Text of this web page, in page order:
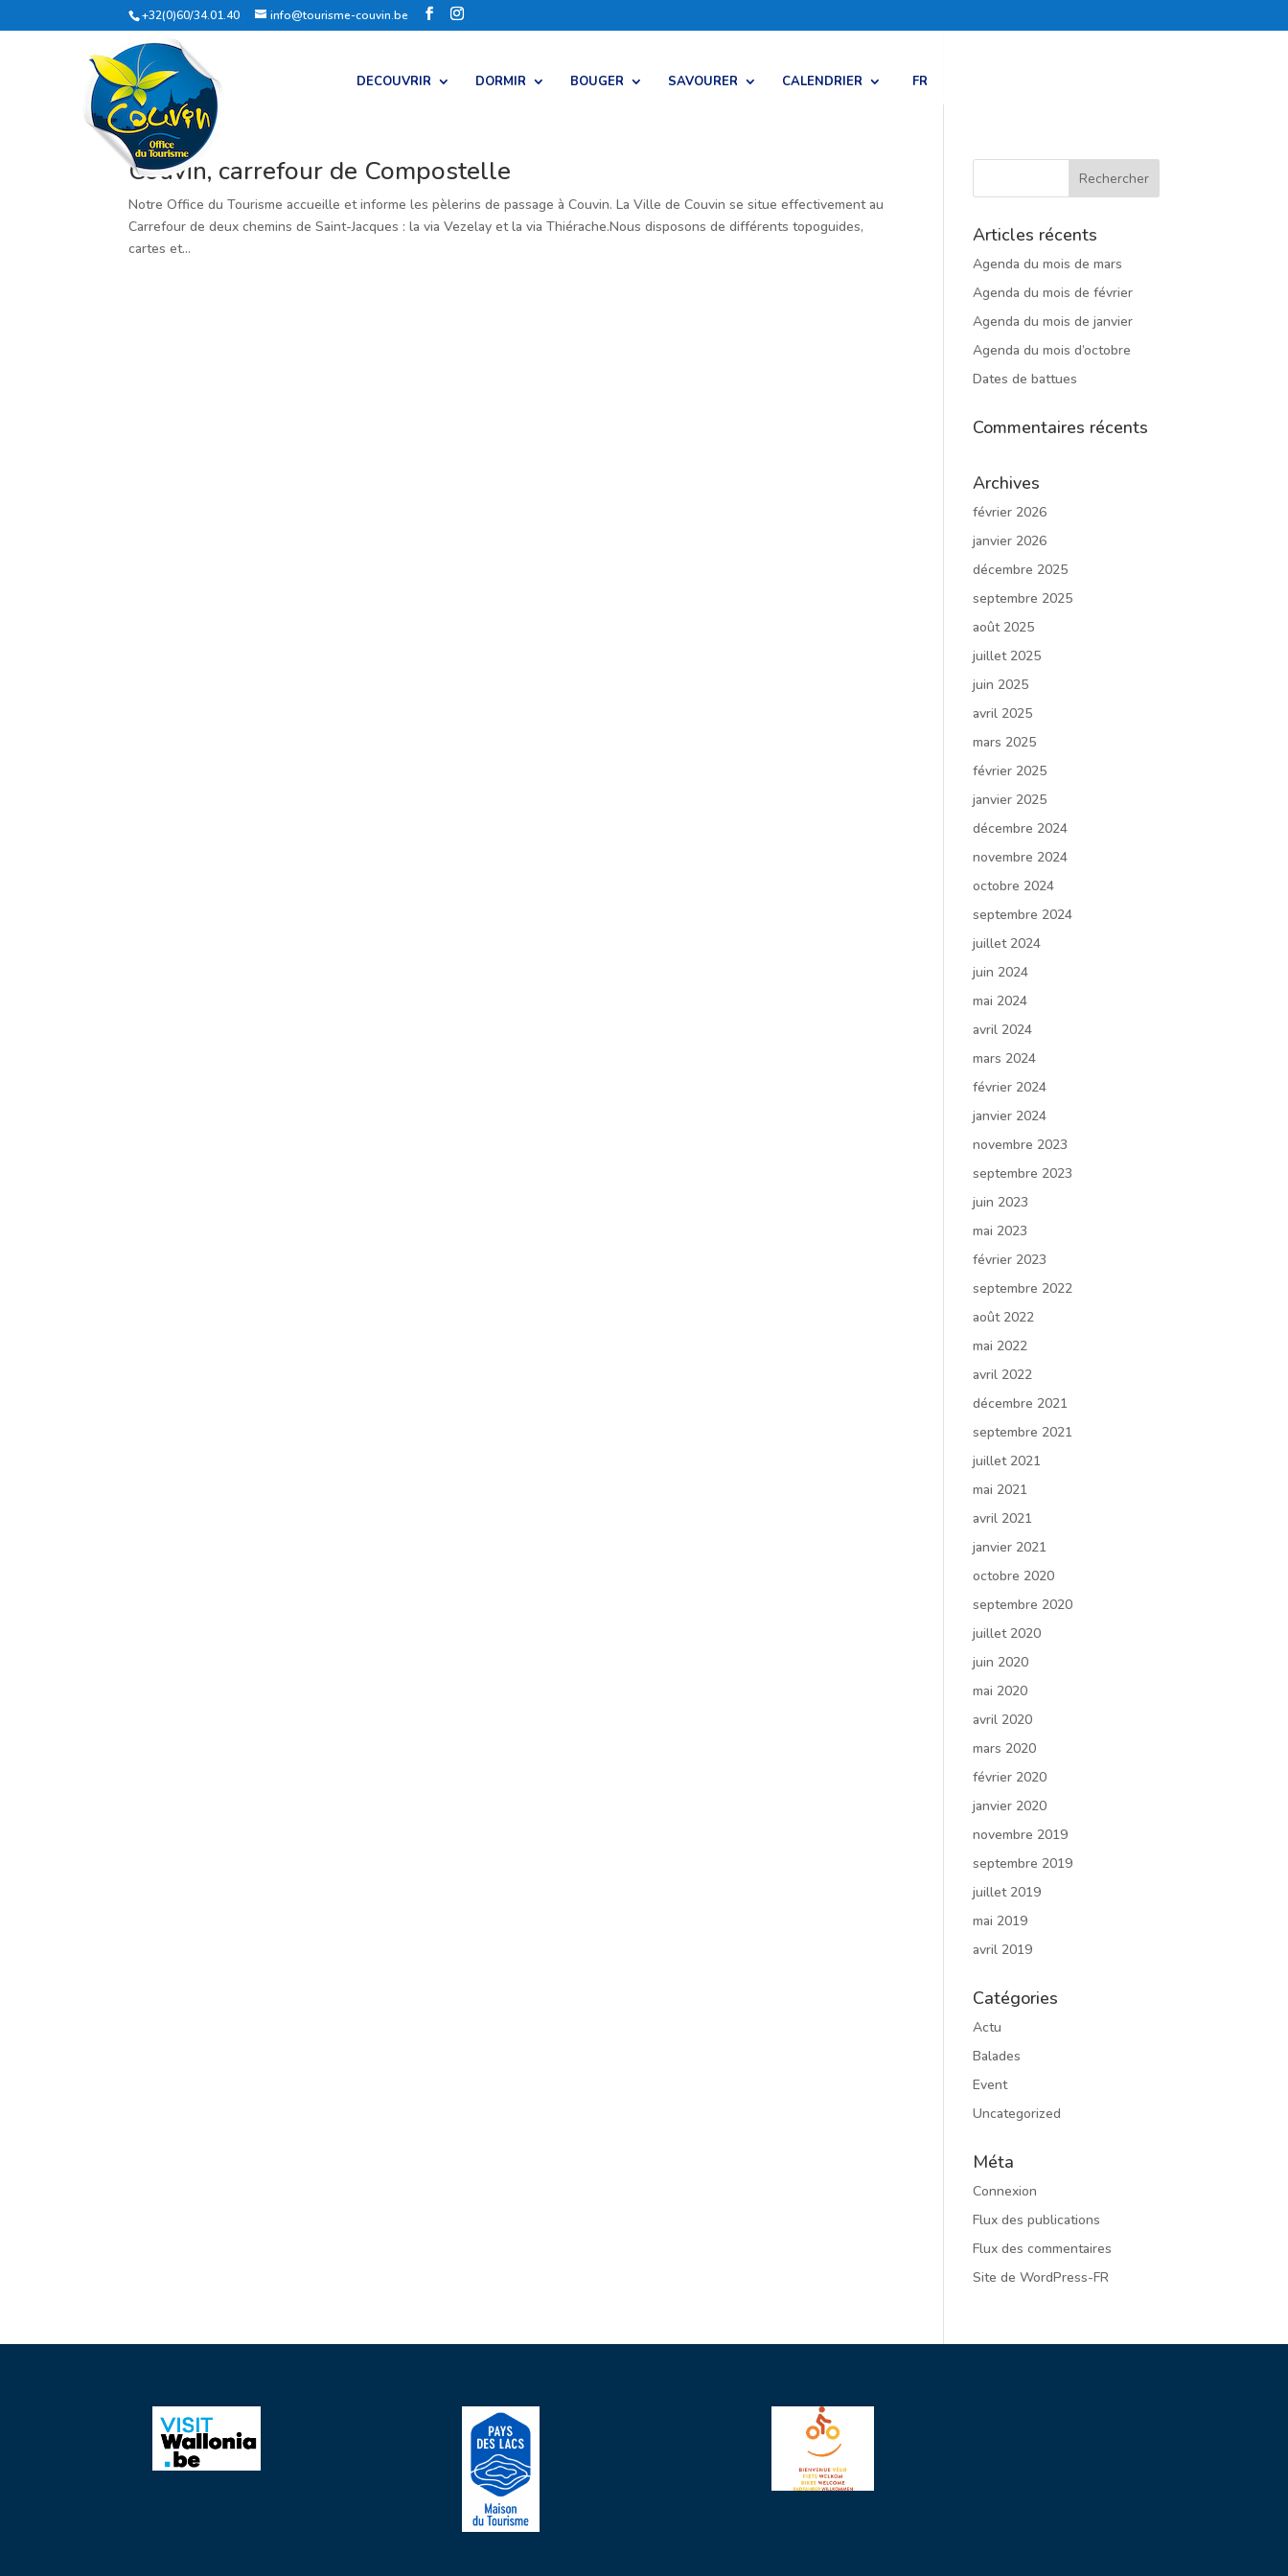
+32(0)60/34.01.40 info@tourisme-couvin.be
DECOUVRIR DORMIR BOUGER SAVOURER CALENDRIER FR
Couvin, carrefour de Compostelle
Notre Office du Tourisme accueille et informe les pèlerins de passage à Couvin. La Ville de Couvin se situe effectivement au
Carrefour de deux chemins de Saint-Jacques : la via Vezelay et la via Thiérache.Nous disposons de différents topoguides,
cartes et...
Articles récents
Agenda du mois de mars
Agenda du mois de février
Agenda du mois de janvier
Agenda du mois d’octobre
Dates de battues
Commentaires récents
Archives
février 2026
janvier 2026
décembre 2025
septembre 2025
août 2025
juillet 2025
juin 2025
avril 2025
mars 2025
février 2025
janvier 2025
décembre 2024
novembre 2024
octobre 2024
septembre 2024
juillet 2024
juin 2024
mai 2024
avril 2024
mars 2024
février 2024
janvier 2024
novembre 2023
septembre 2023
juin 2023
mai 2023
février 2023
septembre 2022
août 2022
mai 2022
avril 2022
décembre 2021
septembre 2021
juillet 2021
mai 2021
avril 2021
janvier 2021
octobre 2020
septembre 2020
juillet 2020
juin 2020
mai 2020
avril 2020
mars 2020
février 2020
janvier 2020
novembre 2019
septembre 2019
juillet 2019
mai 2019
avril 2019
Catégories
Actu
Balades
Event
Uncategorized
Méta
Connexion
Flux des publications
Flux des commentaires
Site de WordPress-FR